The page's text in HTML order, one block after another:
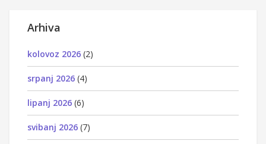
Arhiva
kolovoz 2026 (2)
srpanj 2026 (4)
lipanj 2026 (6)
svibanj 2026 (7)